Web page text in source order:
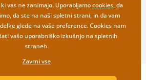
vas ne zanimajo. Uporabljamocookies, da
da ste na naši spletni strani, in da vam
glede na vaše preference. Cookies nam
vašo uporabniško izkušnjo na spletnih
straneh.
Zavrni vse